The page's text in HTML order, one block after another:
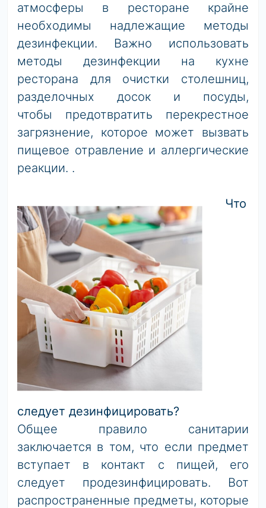
атмосферы в ресторане крайне
необходимы надлежащие методы
дезинфекции. Важно использовать
методы дезинфекции на кухне
ресторана для очистки столешниц,
разделочных досок и посуды,
чтобы предотвратить перекрестное
загрязнение, которое может вызвать
пищевое отравление и аллергические
реакции. .
Что
следует дезинфицировать?
Общее правило санитарии
заключается в том, что если предмет
вступает в контакт с пищей, его
следует продезинфицировать. Вот
распространенные предметы, которые